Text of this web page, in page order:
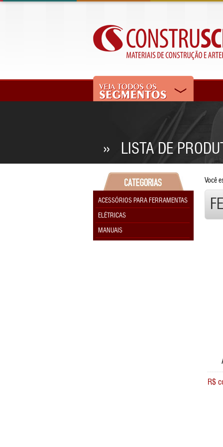
» LISTA DE
ACESSÓRIOS PARA FERRAMENTAS
ELÉTRICAS
MANUAIS
Você
R$